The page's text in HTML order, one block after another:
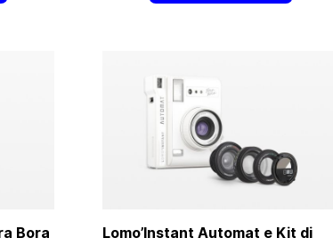
Bora
Lomo’Instant Automat e Kit di